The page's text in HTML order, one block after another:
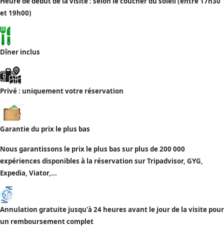
et 19h00)
Dîner inclus
Privé : uniquement votre réservation
Garantie du prix le plus bas
Nous garantissons le prix le plus bas sur plus de 200 000
expériences disponibles à la réservation sur Tripadvisor, GYG,
Expedia, Viator,...
Annulation gratuite jusqu'à 24 heures avant le jour de la visite pour
un remboursement complet